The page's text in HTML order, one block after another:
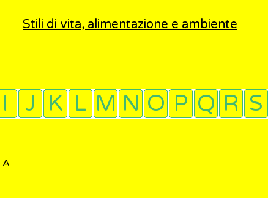
Stili di vita, alimentazione e ambiente
A